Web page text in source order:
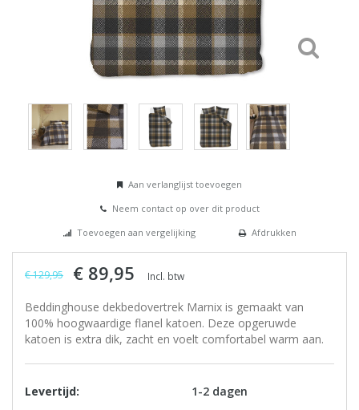
Aan verlanglijst toevoegen
Neem contact op over dit product
Toevoegen aan vergelijking
Afdrukken
€ 129,95 € 89,95 Incl. btw
Beddinghouse dekbedovertrek Marnix is gemaakt van
100% hoogwaardige flanel katoen. Deze opgeruwde
katoen is extra dik, zacht en voelt comfortabel warm aan.
Levertijd: 1-2 dagen